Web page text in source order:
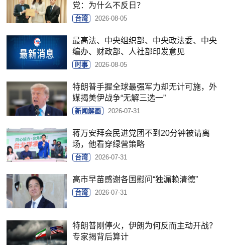
党：为什么不反日？
台湾 2026-08-05
最高法、中央组织部、中央政法委、中央
编办、财政部、人社部印发意见
时事 2026-08-05
特朗普手握全球最强军力却无计可施，外
媒揭美伊战争“无解三选一”
新闻解画 2026-07-31
蒋万安拜会民进党团不到20分钟被请离
场，他看穿绿营策略
台湾 2026-07-31
高市早苗感谢各国慰问“独漏赖清德”
台湾 2026-07-31
特朗普刚停火，伊朗为何反而主动开战？
专家揭背后算计